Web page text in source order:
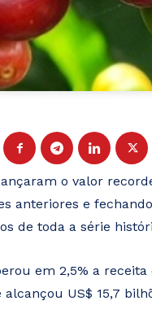
o valor
anteriores e
de toda a série
em 2,5% a
US$ 15,7